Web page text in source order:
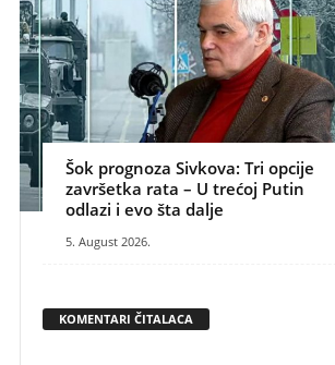
Šok prognoza Sivkova: Tri opcije
završetka rata – U trećoj Putin
odlazi i evo šta dalje
5. August 2026.
KOMENTARI ČITALACA